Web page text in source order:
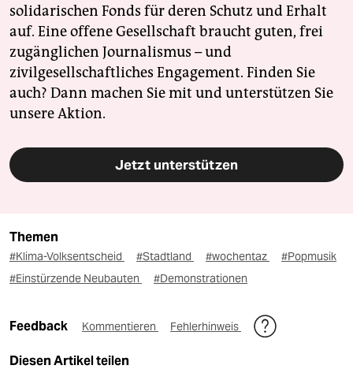
solidarischen Fonds für deren Schutz und Erhalt
auf. Eine offene Gesellschaft braucht guten, frei
zugänglichen Journalismus – und
zivilgesellschaftliches Engagement. Finden Sie
auch? Dann machen Sie mit und unterstützen Sie
unsere Aktion.
Jetzt unterstützen
Themen
#Klima-Volksentscheid #Stadtland #wochentaz
#Popmusik
#Einstürzende Neubauten
#Demonstrationen
Feedback Kommentieren Fehlerhinweis
Diesen Artikel teilen